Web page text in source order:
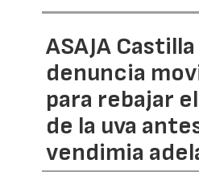
ASAJA
denuncia
para rebajar
de la uva
vendimia